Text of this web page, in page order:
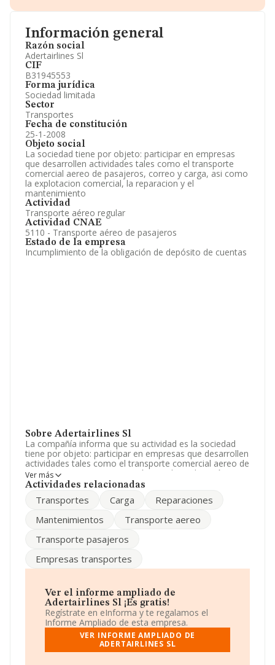
Información general
Razón social
Adertairlines Sl
CIF
B31945553
Forma jurídica
Sociedad limitada
Sector
Transportes
Fecha de constitución
25-1-2008
Objeto social
La sociedad tiene por objeto: participar en empresas
que desarrollen actividades tales como el transporte
comercial aereo de pasajeros, correo y carga, asi como
la explotacion comercial, la reparacion y el
mantenimiento
Actividad
Transporte aéreo regular
Actividad CNAE
5110 - Transporte aéreo de pasajeros
Estado de la empresa
Incumplimiento de la obligación de depósito de cuentas
Sobre Adertairlines Sl
La compañía informa que su actividad es la sociedad
tiene por objeto: participar en empresas que desarrollen
actividades tales como el transporte comercial aereo de
pasajeros, correo y carga, así como la explotación
comercial, la reparación y el mantenimiento. La
CNAE: 5110 - 'Transporte aéreo de pasajeros'. La
tiene domicilio fiscal en Calle Velazquez núm. 18 Piso 6
Con los datos a disposición de INFORMA sobre 556
facturación asciende a 18.272 millones de euros y el
promedio de la facturación de ventas entre todas las
compañías asciende a los 32 millones de euros.
Respecto a la información de la provincia (hablamos de
Madrid), en la base de datos INFORMA constan 176
empresas, cuyas ventas han obtenido los 8.844 millones
de euros. Con el fin de ampliar la información relativa a
Ver más
Actividades relacionadas
Transportes Carga
Reparaciones
Mantenimientos
Transporte aereo
Transporte pasajeros
Empresas transportes
Ver el informe ampliado de
Adertairlines Sl ¡Es gratis!
Regístrate en eInforma y te regalamos el
Informe Ampliado de esta empresa.
VER INFORME AMPLIADO DE
ADERTAIRLINES SL
Información oficial y registral complementaria.